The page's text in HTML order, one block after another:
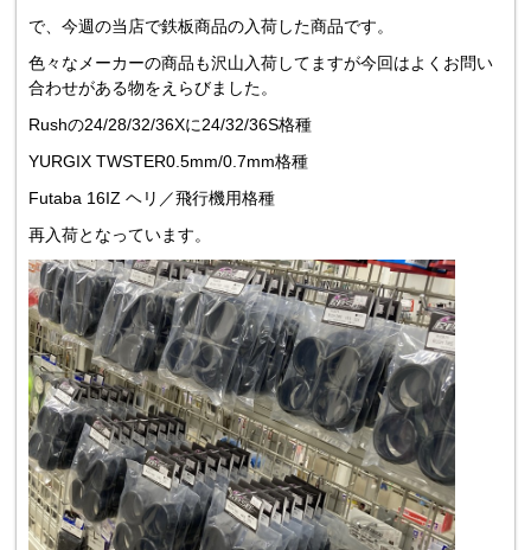
で、今週の当店で鉄板商品の入荷した商品です。
色々なメーカーの商品も沢山入荷してますが今回はよくお問い
合わせがある物をえらびました。
Rushの24/28/32/36Xに24/32/36S格種
YURGIX TWSTER0.5mm/0.7mm格種
Futaba 16IZ ヘリ／飛行機用格種
再入荷となっています。